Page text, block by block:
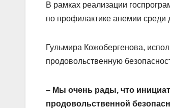
В рамках реализации
по профилактике анемии среди
Гульмира Кожобергенова,
продовольственную
– Мы очень рады, что
продовольственной